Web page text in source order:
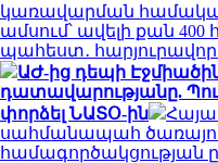
կառավարման
ամսում՝ ավելի քան
պահեստ․
ԱԺ-ից դեպի
դատավարությանը.
փորձել ՆԱՏՕ-ին
սահմանապահ
համագործակցության